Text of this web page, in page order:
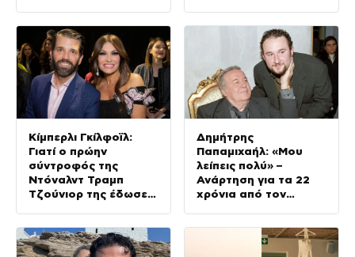
Κίμπερλι Γκίλφοϊλ:
Γιατί ο πρώην
σύντροφός της
Ντόναλντ Τραμπ
Τζούνιορ της έδωσε
μετά τον χωρισμό
Δημήτρης
Παπαμιχαήλ: «Μου
λείπεις πολύ» –
Ανάρτηση για τα 22
χρόνια από τον